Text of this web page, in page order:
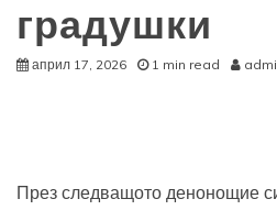
градушки
април 17, 2026 1 min read
През следващото денонощие